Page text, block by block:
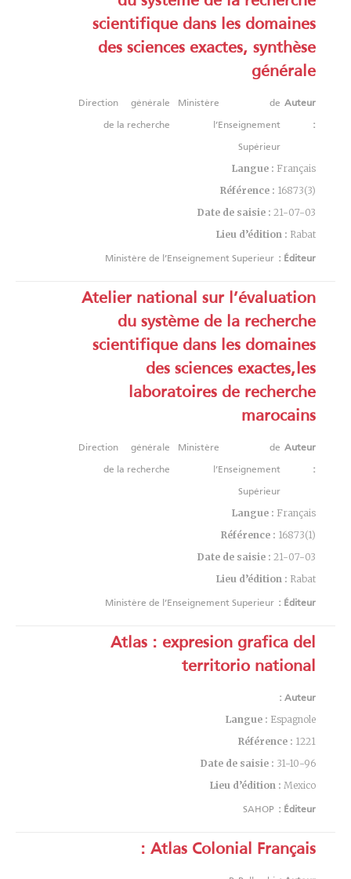
scientifique dans les domaines
des sciences exactes, synthèse
générale
Auteur
:
Ministère de
l’Enseignement
Supérieur
Direction générale
de la recherche
Langue : Français
Référence : 16873(3)
Date de saisie : 21-07-03
Lieu d’édition : Rabat
Éditeur :
Ministère de l’Enseignement Superieur
Atelier national sur l’évaluation
du système de la recherche
scientifique dans les domaines
des sciences exactes,les
laboratoires de recherche
marocains
Auteur
:
Ministère de
l’Enseignement
Supérieur
Direction générale
de la recherche
Langue : Français
Référence : 16873(1)
Date de saisie : 21-07-03
Lieu d’édition : Rabat
Éditeur :
Ministère de l’Enseignement Superieur
Atlas : expresion grafica del
territorio national
Auteur :
Langue : Espagnole
Référence : 1221
Date de saisie : 31-10-96
Lieu d’édition : Mexico
Éditeur :
SAHOP
Atlas Colonial Français :